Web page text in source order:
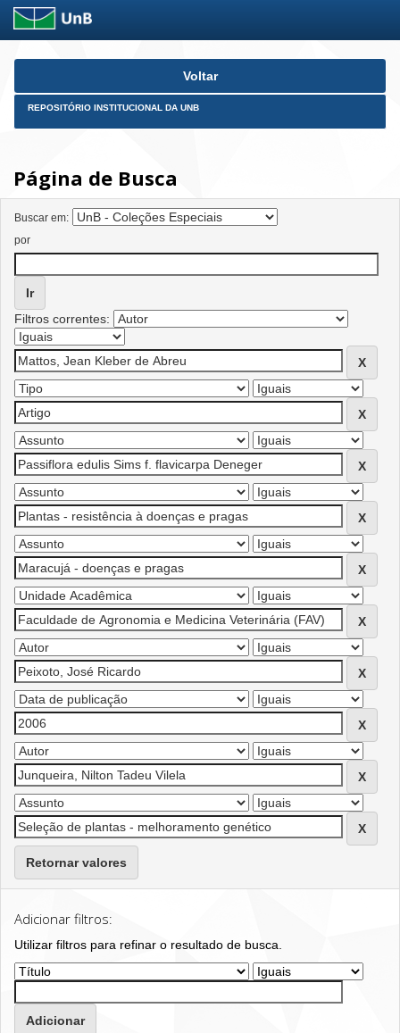
Skip
Voltar
REPOSITÓRIO INSTITUCIONAL DA UNB
Página de Busca
Buscar em:
por
Filtros correntes:
Retornar valores
Adicionar filtros:
Utilizar filtros para refinar o resultado de busca.